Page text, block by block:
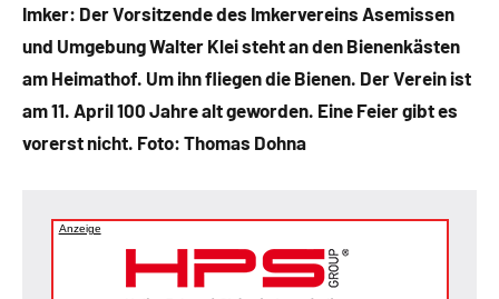
Themen
Imker: Der Vorsitzende des Imkervereins Asemissen
und Umgebung Walter Klei steht an den Bienenkästen
am Heimathof. Um ihn fliegen die Bienen. Der Verein ist
am 11. April 100 Jahre alt geworden. Eine Feier gibt es
vorerst nicht. Foto: Thomas Dohna
Anzeige